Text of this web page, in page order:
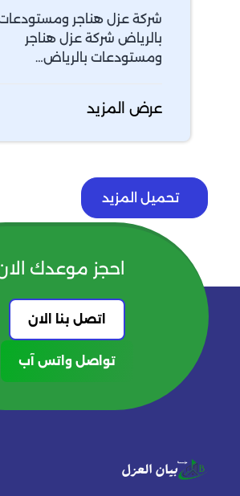
شركة عزل هناجر
بالرياض شركة عزل هناجر
ومستودعات بالرياض…
عرض المزيد
تحميل المزيد
احجز موعدك
اتصل بنا الان
تواصل واتس آب